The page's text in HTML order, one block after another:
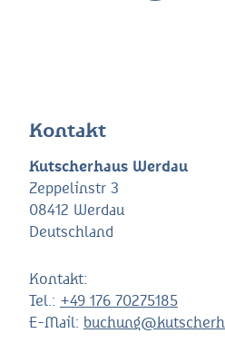
Kontakt
Kutscherhaus Werdau
Zeppelinstr 3
08412 Werdau
Deutschland
Kontakt:
Tel.: +49 176 70275185
E-Mail: